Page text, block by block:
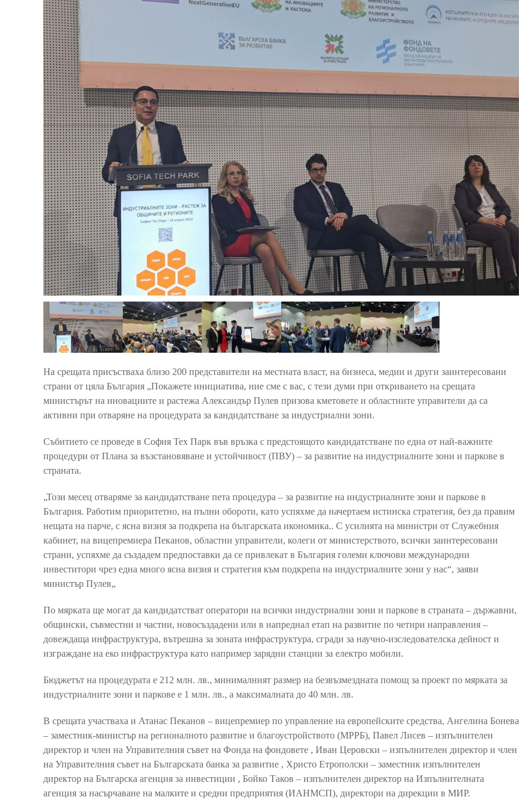
На срещата присъстваха близо 200 представители на местната власт, на бизнеса, медии и други заинтересовани
страни от цяла България „Покажете инициатива, ние сме с вас, с тези думи при откриването на срещата
министърът на иновациите и растежа Александър Пулев призова кметовете и областните управители да са
активни при отваряне на процедурата за кандидатстване за индустриални зони.
Събитието се проведе в София Тех Парк във връзка с предстоящото кандидатстване по една от най-важните
процедури от Плана за възстановяване и устойчивост (ПВУ) – за развитие на индустриалните зони и паркове в
страната.
„Този месец отваряме за кандидатстване пета процедура – за развитие на индустриалните зони и паркове в
България. Работим приоритетно, на пълни обороти, като успяхме да начертаем истинска стратегия, без да правим
нещата на парче, с ясна визия за подкрепа на българската икономика.. С усилията на министри от Служебния
кабинет, на вицепремиера Пеканов, областни управители, колеги от министерството, всички заинтересовани
страни, успяхме да създадем предпоставки да се привлекат в България големи ключови международни
инвеститори чрез една много ясна визия и стратегия към подкрепа на индустриалните зони у нас“, заяви
министър Пулев„
По мярката ще могат да кандидатстват оператори на всички индустриални зони и паркове в страната – държавни,
общински, съвместни и частни, новосъздадени или в напреднал етап на развитие по четири направления –
довеждаща инфраструктура, вътрешна за зоната инфраструктура, сгради за научно-изследователска дейност и
изграждане на еко инфраструктура като например зарядни станции за електро мобили.
Бюджетът на процедурата е 212 млн. лв., минималният размер на безвъзмездната помощ за проект по мярката за
индустриалните зони и паркове е 1 млн. лв., а максималната до 40 млн. лв.
В срещата участваха и Атанас Пеканов – вицепремиер по управление на европейските средства, Ангелина Бонева
– заместник-министър на регионалното развитие и благоустройството (МРРБ), Павел Лисев – изпълнителен
директор и член на Управителния съвет на Фонда на фондовете , Иван Церовски – изпълнителен директор и член
на Управителния съвет на Българската банка за развитие , Христо Етрополски – заместник изпълнителен
директор на Българска агенция за инвестиции , Бойко Таков – изпълнителен директор на Изпълнителната
агенция за насърчаване на малките и средни предприятия (ИАНМСП), директори на дирекции в МИР.